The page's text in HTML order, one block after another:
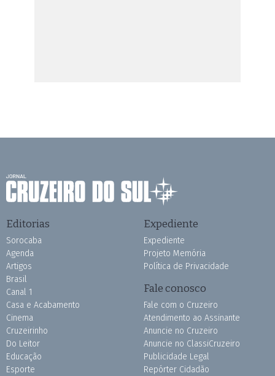
Editorias
Sorocaba
Agenda
Artigos
Brasil
Canal 1
Casa e Acabamento
Cinema
Cruzeirinho
Do Leitor
Educação
Esporte
Expediente
Expediente
Projeto Memória
Política de Privacidade
Fale conosco
Fale com o Cruzeiro
Atendimento ao Assinante
Anuncie no Cruzeiro
Anuncie no ClassiCruzeiro
Publicidade Legal
Repórter Cidadão